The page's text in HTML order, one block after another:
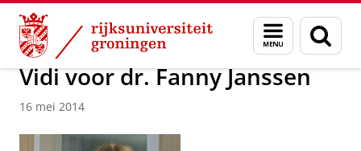
Skip
Content
Skip
Navigation
Menu
en
zoeken
Over ons Actueel Nieuws Nieuwsberichten
Vidi voor dr. Fanny Janssen
16 mei 2014